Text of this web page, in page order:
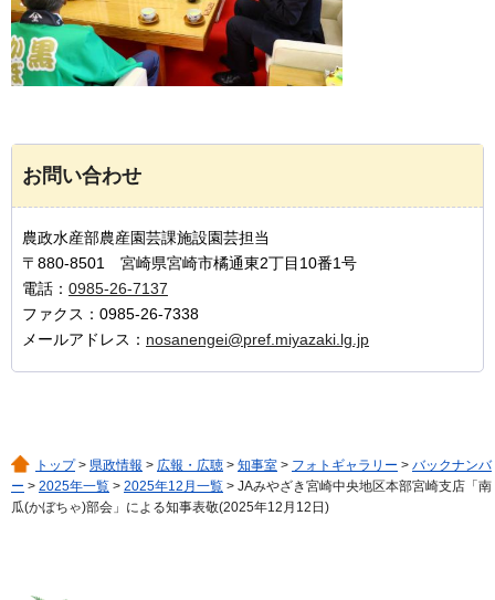
お問い合わせ
農政水産部農産園芸課施設園芸担当
〒880-8501 宮崎県宮崎市橘通東2丁目10番1号
電話： 0985-26-7137
ファクス：0985-26-7338
メールアドレス： nosanengei@pref.miyazaki.lg.jp
トップ> 県政情報 > 広報・広聴 > 知事室 > フォトギャラリー > バックナンバ
ー > 2025年一覧 > 2025年12月一覧 > JAみやざき宮崎中央地区本部宮崎支店「南
瓜(かぼちゃ)部会」による知事表敬(2025年12月12日)